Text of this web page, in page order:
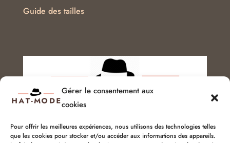
Gérer le consentement aux
cookies
Pour offrir les meilleures expériences, nous utilisons des technologies telles
que les cookies pour stocker et/ou accéder aux informations des appareils.
Guide des tailles